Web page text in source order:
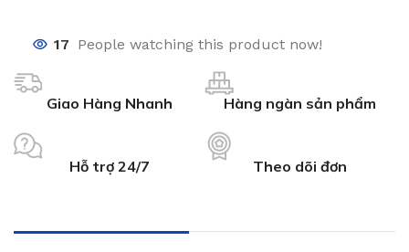
17 People watching this product now!
Giao Hàng Nhanh Hàng ngàn sản phẩm
Hỗ trợ 24/7 Theo dõi đơn